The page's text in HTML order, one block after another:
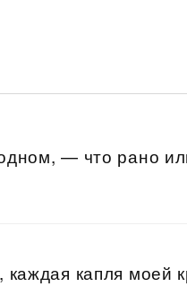
— что рано
каждая капля моей